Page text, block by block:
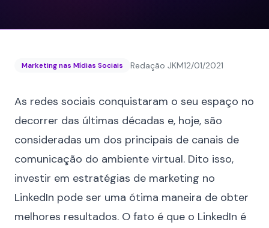
Marketing nas Mídias Sociais Redação JKM12/01/2021
As redes sociais conquistaram o seu espaço no
decorrer das últimas décadas e, hoje, são
consideradas um dos principais de canais de
comunicação do ambiente virtual. Dito isso,
investir em estratégias de marketing no
LinkedIn pode ser uma ótima maneira de obter
melhores resultados. O fato é que o LinkedIn é